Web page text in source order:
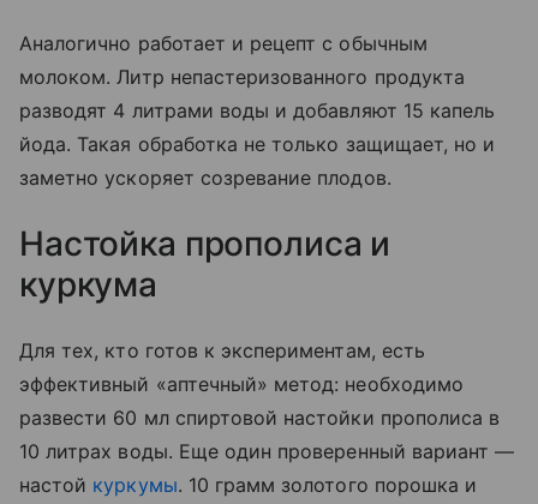
Аналогично работает и рецепт с обычным
молоком. Литр непастеризованного продукта
разводят 4 литрами воды и добавляют 15 капель
йода. Такая обработка не только защищает, но и
заметно ускоряет созревание плодов.
Настойка прополиса и
куркума
Для тех, кто готов к экспериментам, есть
эффективный «аптечный» метод: необходимо
развести 60 мл спиртовой настойки прополиса в
10 литрах воды. Еще один проверенный вариант —
настой куркумы. 10 грамм золотого порошка и